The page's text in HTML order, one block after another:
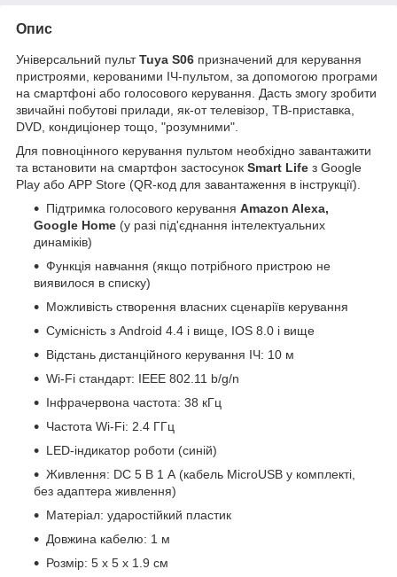
Опис
Універсальний пультTuya S06 призначений для керування
пристроями, керованими ІЧ-пультом, за допомогою програми
на смартфоні або голосового керування. Дасть змогу зробити
звичайні побутові прилади, як-от телевізор, ТВ-приставка,
DVD, кондиціонер тощо, "розумними".
Для повноцінного керування пультом необхідно завантажити
та встановити на смартфон застосунок Smart Life з Google
Play або APP Store (QR-код для завантаження в інструкції).
Підтримка голосового керування Amazon Alexa,
Google Home (у разі під'єднання інтелектуальних
динаміків)
Функція навчання (якщо потрібного пристрою не
виявилося в списку)
Можливість створення власних сценаріїв керування
Сумісність з Android 4.4 і вище, IOS 8.0 і вище
Відстань дистанційного керування ІЧ: 10 м
Wi-Fi стандарт: IEEE 802.11 b/g/n
Інфрачервона частота: 38 кГц
Частота Wi-Fi: 2.4 ГГц
LED-індикатор роботи (синій)
Живлення: DC 5 В 1 А (кабель MicroUSB у комплекті,
без адаптера живлення)
Матеріал: ударостійкий пластик
Довжина кабелю: 1 м
Розмір: 5 х 5 х 1.9 см